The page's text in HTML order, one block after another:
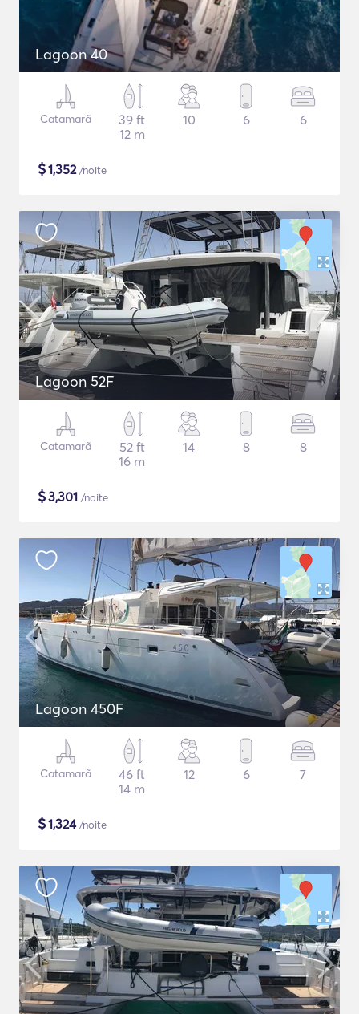
Lagoon 40
Catamarã
39 ft
12 m
10 6 6
$1,352/noite
Lagoon 52F
Catamarã
52 ft
16 m
14 8 8
$3,301 /noite
Lagoon 450F
Catamarã
46 ft
14 m
12 6 7
$1,324/noite